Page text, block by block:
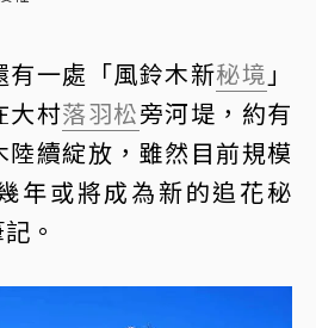
一處「風鈴木新秘境 」
大村落羽松旁河堤，約有
續綻放，雖然目前規模
年或將成為新的追花秘
。